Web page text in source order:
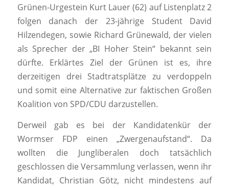
Grünen-Urgestein Kurt Lauer (62) auf Listenplatz 2
folgen danach der 23-jährige Student David
Hilzendegen, sowie Richard Grünewald, der vielen
als Sprecher der „BI Hoher Stein“ bekannt sein
dürfte. Erklärtes Ziel der Grünen ist es, ihre
derzeitigen drei Stadtratsplätze zu verdoppeln
und somit eine Alternative zur faktischen Großen
Koalition von SPD/CDU darzustellen.
Derweil gab es bei der Kandidatenkür der
Wormser FDP einen „Zwergenaufstand“. Da
wollten die Jungliberalen doch tatsächlich
geschlossen die Versammlung verlassen, wenn ihr
Kandidat, Christian Götz, nicht mindestens auf